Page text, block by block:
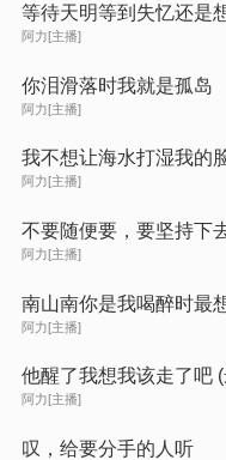
等待天明等到失忆还是
阿力[主播]
你泪滑落时我就是孤岛
阿力[主播]
阿力[主播]
不要随便要，要坚持下
阿力[主播]
南山南你是我喝醉时最
阿力[主播]
他醒了我想我该走了吧
阿力[主播]
叹，给要分手的人听